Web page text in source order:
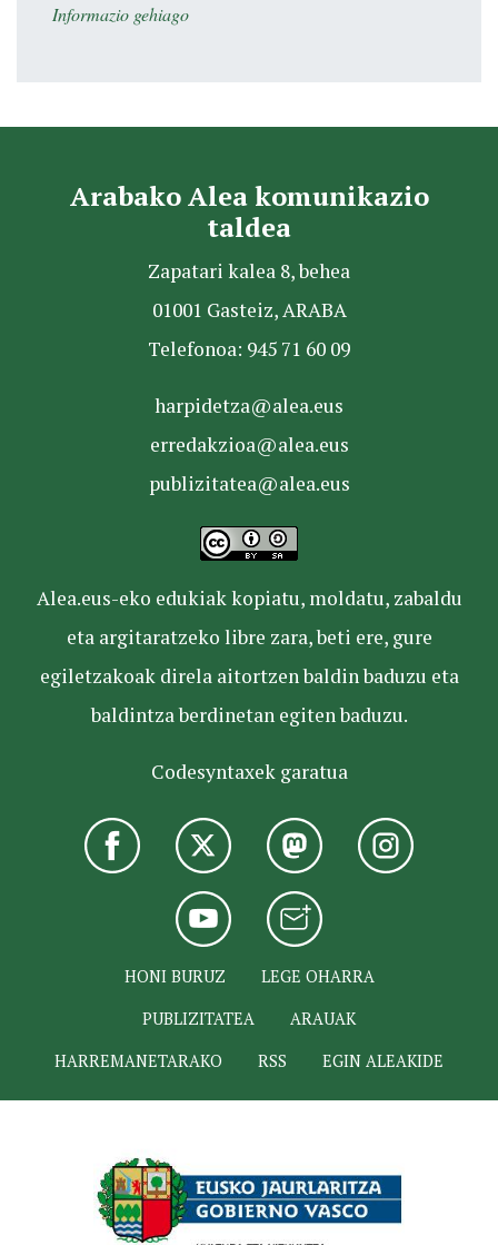
Informazio gehiago
Arabako Alea komunikazio
taldea
Zapatari kalea 8, behea
01001 Gasteiz, ARABA
Telefonoa: 945 71 60 09
harpidetza@alea.eus
erredakzioa@alea.eus
publizitatea@alea.eus
Alea.eus-eko edukiak kopiatu, moldatu, zabaldu
eta argitaratzeko libre zara, beti ere, gure
egiletzakoak direla aitortzen baldin baduzu eta
baldintza berdinetan egiten baduzu.
Codesyntaxek garatua
HONI BURUZ
LEGE OHARRA
PUBLIZITATEA
ARAUAK
HARREMANETARAKO
RSS EGIN ALEAKIDE